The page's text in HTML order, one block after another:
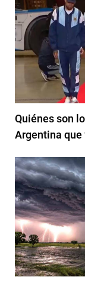
Quiénes son
Argentina